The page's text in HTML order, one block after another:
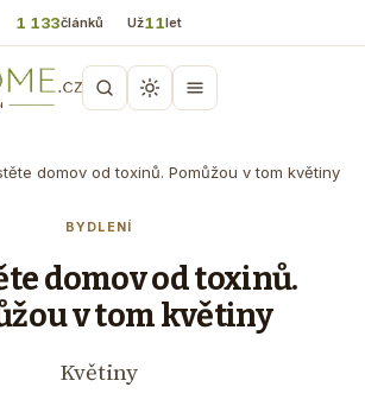
1 133článků Už11let
domov od toxinů. Pomůžou v tom květiny
BYDLENÍ
domov od toxinů.
v tom květiny
Květiny